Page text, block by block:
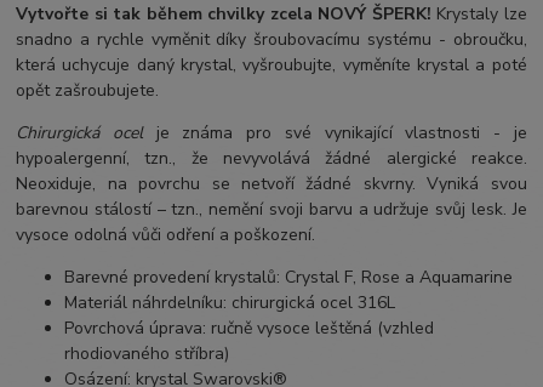
Vytvořte si tak během chvilky zcela NOVÝ ŠPERK! Krystaly lze
snadno a rychle vyměnit díky šroubovacímu systému - obroučku,
která uchycuje daný krystal, vyšroubujte, vyměníte krystal a poté
opět zašroubujete.
Chirurgická ocelje známa pro své vynikající vlastnosti - je
hypoalergenní, tzn., že nevyvolává žádné alergické reakce.
Neoxiduje, na povrchu se netvoří žádné skvrny. Vyniká svou
barevnou stálostí – tzn., nemění svoji barvu a udržuje svůj lesk. Je
vysoce odolná vůči odření a poškození.
Barevné provedení krystalů: Crystal F, Rose a Aquamarine
Materiál náhrdelníku: chirurgická ocel 316L
Povrchová úprava: ručně vysoce leštěná (vzhled
rhodiovaného stříbra)
Osázení: krystal Swarovski®